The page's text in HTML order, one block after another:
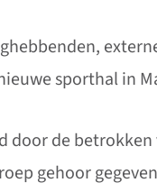
sporthal in
door de
gehoor